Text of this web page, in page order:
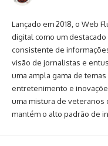
Lançado em 2018, o Web
digital como um
consistente de
visão de jornalistas e
uma ampla gama de
entretenimento e
uma mistura de veteranos
mantém o alto padrão de